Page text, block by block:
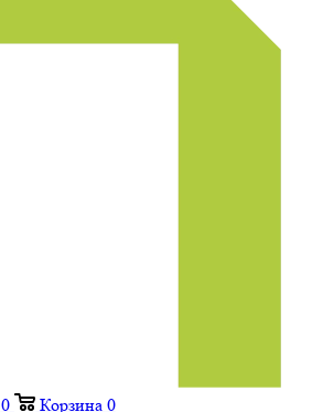
0 Корзина 0